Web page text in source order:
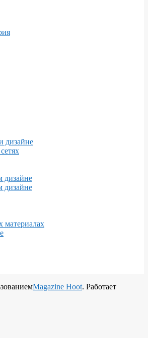
дизайне
дизайне
дизайне
материалах
Magazine Hoot. Работает